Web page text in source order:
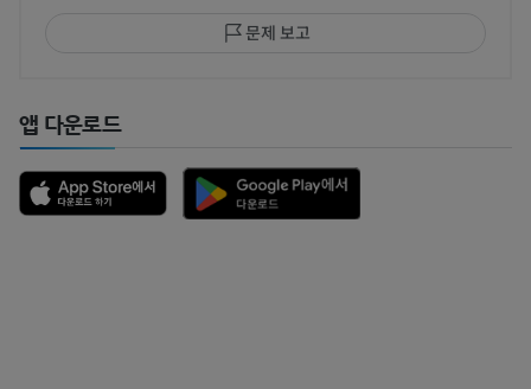
문제 보고
앱 다운로드